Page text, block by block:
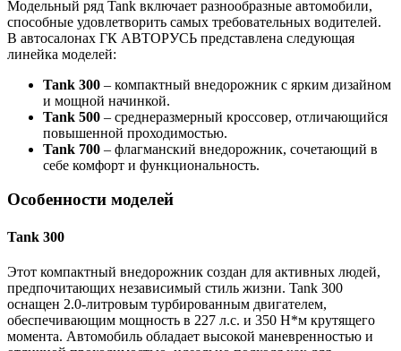
Модельный ряд Tank включает разнообразные автомобили,
способные удовлетворить самых требовательных водителей.
В автосалонах ГК АВТОРУСЬ представлена следующая
линейка моделей:
Tank 300 – компактный внедорожник с ярким дизайном
и мощной начинкой.
Tank 500 – среднеразмерный кроссовер, отличающийся
повышенной проходимостью.
Tank 700 – флагманский внедорожник, сочетающий в
себе комфорт и функциональность.
Особенности моделей
Tank 300
Этот компактный внедорожник создан для активных людей,
предпочитающих независимый стиль жизни. Tank 300
оснащен 2.0-литровым турбированным двигателем,
обеспечивающим мощность в 227 л.с. и 350 Н*м крутящего
момента. Автомобиль обладает высокой маневренностью и